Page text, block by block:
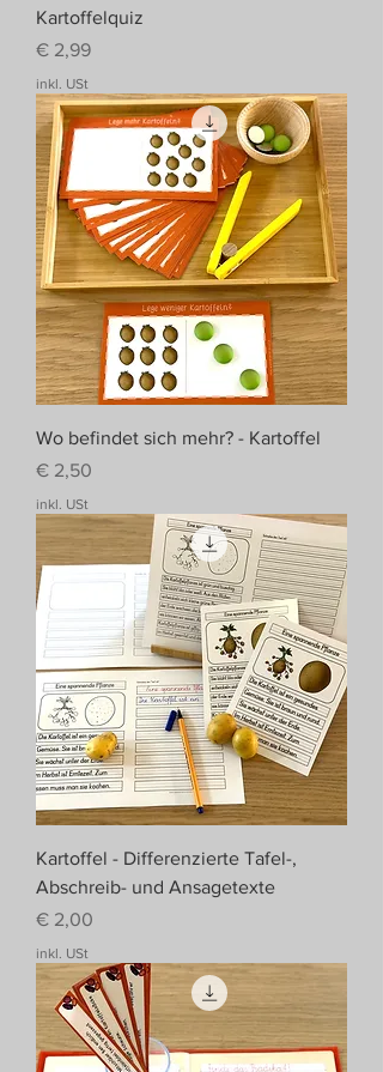
Kartoffelquiz
Preis
€ 2,99
inkl. USt
Wo befindet sich mehr? - Kartoffel
Preis
€ 2,50
inkl. USt
Kartoffel - Differenzierte Tafel-,
Abschreib- und Ansagetexte
Preis
€ 2,00
inkl. USt